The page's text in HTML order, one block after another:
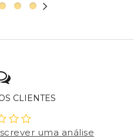
CLIENTES
uma análise